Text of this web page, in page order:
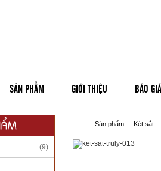
SẢN PHẨM GIỚI THIỆU BÁO GIÁ
(9)
Sản phẩm Két sắt